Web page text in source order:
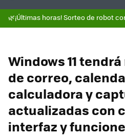
🌿¡Últimas horas! Sorteo de robot
Windows 11
de correo,
calculadora y
actualizadas con
interfaz y